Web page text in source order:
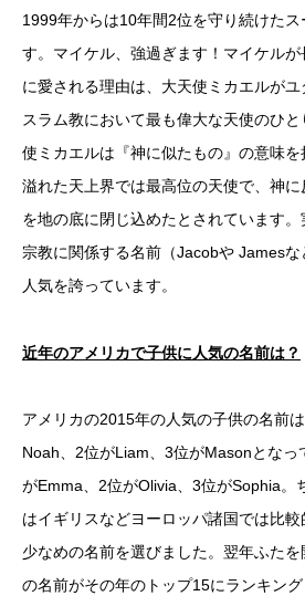
1999年からは10年間2位を守り続けた
す。マイケル、強過ぎます！マイケル
に愛される理由は、大天使ミカエルが
スラム教において最も偉大な天使のひ
使ミカエルは『神に似たもの』の意味
溢れた天上界では最高位の天使で、神
を地の底に閉じ込めたとされています
宗教に関係する名前（Jacobや James
人気を誇っています。
近年のアメリカで子供に人気の名前は？
アメリカの2015年の人気の子供の名前
Noah、2位がLiam、3位がMasonとなっ
がEmma、2位がOlivia、3位がSophia。
はイギリスなどヨーロッパ諸国では比
少なめの名前を選びました。翌年ふた
の名前がその年のトップ15にランキン